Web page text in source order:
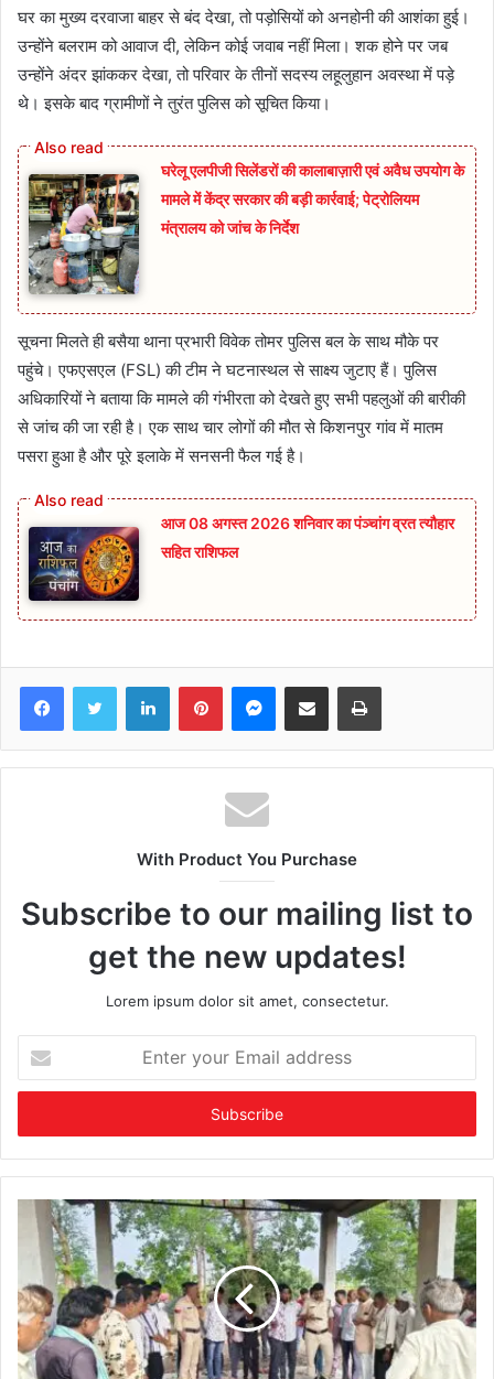
घर का मुख्य दरवाजा बाहर से बंद देखा, तो पड़ोसियों को अनहोनी की आशंका हुई।
उन्होंने बलराम को आवाज दी, लेकिन कोई जवाब नहीं मिला। शक होने पर जब
उन्होंने अंदर झांककर देखा, तो परिवार के तीनों सदस्य लहूलुहान अवस्था में पड़े
थे। इसके बाद ग्रामीणों ने तुरंत पुलिस को सूचित किया।
घरेलू एलपीजी सिलेंडरों की कालाबाज़ारी एवं अवैध उपयोग के
मामले में केंद्र सरकार की बड़ी कार्रवाई; पेट्रोलियम
मंत्रालय को जांच के निर्देश
सूचना मिलते ही बसैया थाना प्रभारी विवेक तोमर पुलिस बल के साथ मौके पर
पहुंचे। एफएसएल (FSL) की टीम ने घटनास्थल से साक्ष्य जुटाए हैं। पुलिस
अधिकारियों ने बताया कि मामले की गंभीरता को देखते हुए सभी पहलुओं की बारीकी
से जांच की जा रही है। एक साथ चार लोगों की मौत से किशनपुर गांव में मातम
पसरा हुआ है और पूरे इलाके में सनसनी फैल गई है।
आज 08 अगस्त 2026‌ शनिवार का पंञ्चांग व्रत त्यौहार
सहित राशिफल
FacebookTwitter LinkedInPinterestMessenger
Share via Email Print
With Product You Purchase
Subscribe to our mailing list to
get the new updates!
Lorem ipsum dolor sit amet, consectetur.
your
Email